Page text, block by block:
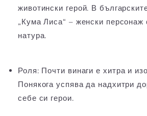
животински герой. В
„Кума Лиса“ – женски персонаж
натура.
Роля: Почти винаги е хитра и
Понякога успява да надхитри
себе си герои.